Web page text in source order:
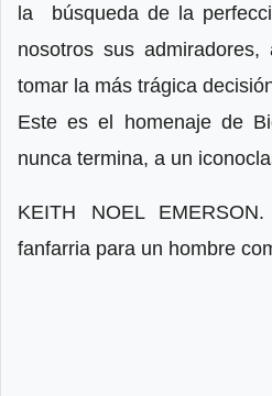
la
búsqueda de la
nosotros sus
tomar la más trágica
Este es el homenaje de
nunca termina, a un
KEITH NOEL
fanfarria para un hombre